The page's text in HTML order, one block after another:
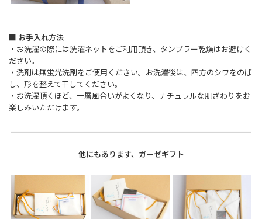
■ お手入れ方法
・お洗濯の際には洗濯ネットをご利用頂き、タンブラー乾燥はお避けく
ださい。
・洗剤は無蛍光洗剤をご使用ください。お洗濯後は、四方のシワをのば
し、形を整えて干してください。
・お洗濯頂くほど、一層風合いがよくなり、ナチュラルな肌ざわりをお
楽しみいただけます。
他にもあります、ガーゼギフト